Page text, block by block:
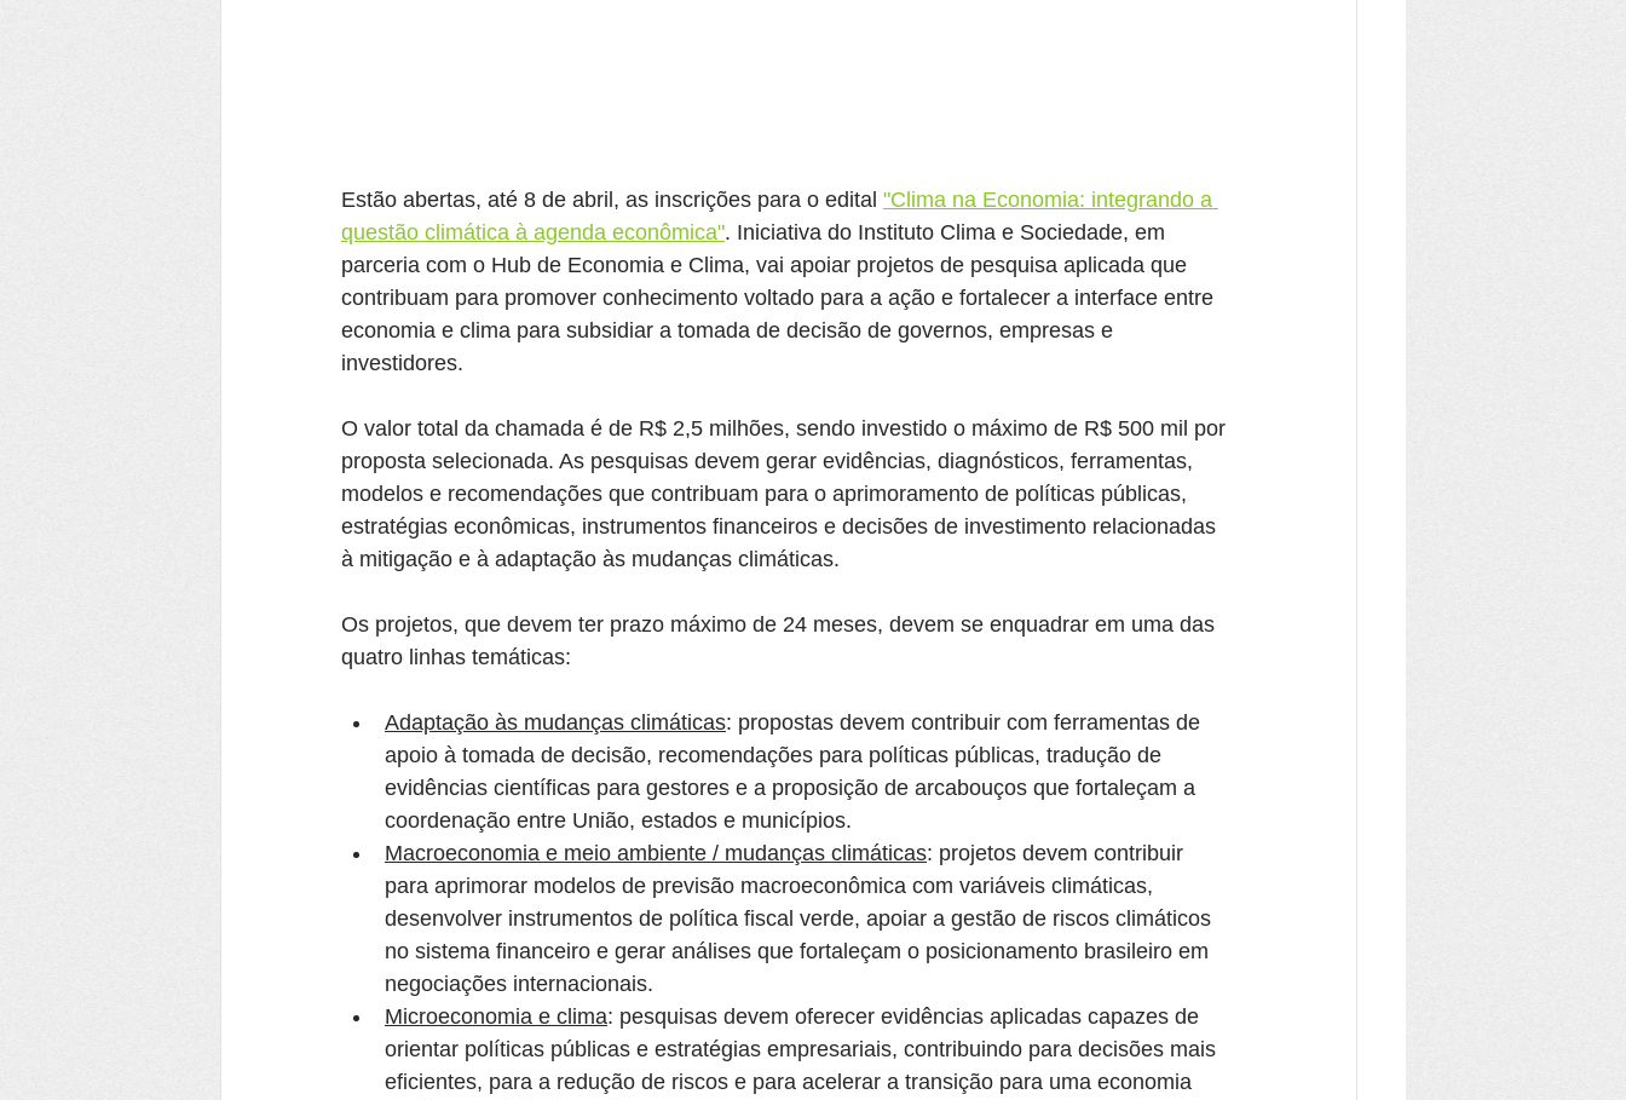
Estão abertas, até 8 de abril, as inscrições para o edital "Clima na Economia: integrando a
questão climática à agenda econômica". Iniciativa do Instituto Clima e Sociedade, em
parceria com o Hub de Economia e Clima, vai apoiar projetos de pesquisa aplicada que
contribuam para promover conhecimento voltado para a ação e fortalecer a interface entre
economia e clima para subsidiar a tomada de decisão de governos, empresas e
investidores.
O valor total da chamada é de R$ 2,5 milhões, sendo investido o máximo de R$ 500 mil por
proposta selecionada. As pesquisas devem gerar evidências, diagnósticos, ferramentas,
modelos e recomendações que contribuam para o aprimoramento de políticas públicas,
estratégias econômicas, instrumentos financeiros e decisões de investimento relacionadas
à mitigação e à adaptação às mudanças climáticas.
Os projetos, que devem ter prazo máximo de 24 meses, devem se enquadrar em uma das
quatro linhas temáticas:
Adaptação às mudanças climáticas: propostas devem contribuir com ferramentas de
apoio à tomada de decisão, recomendações para políticas públicas, tradução de
evidências científicas para gestores e a proposição de arcabouços que fortaleçam a
coordenação entre União, estados e municípios.
Macroeconomia e meio ambiente / mudanças climáticas: projetos devem contribuir
para aprimorar modelos de previsão macroeconômica com variáveis climáticas,
desenvolver instrumentos de política fiscal verde, apoiar a gestão de riscos climáticos
no sistema financeiro e gerar análises que fortaleçam o posicionamento brasileiro em
negociações internacionais.
Microeconomia e clima: pesquisas devem oferecer evidências aplicadas capazes de
orientar políticas públicas e estratégias empresariais, contribuindo para decisões mais
eficientes, para a redução de riscos e para acelerar a transição para uma economia